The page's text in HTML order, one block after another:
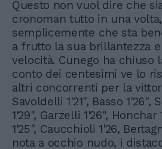
Questo non vuol dire che
cronoman tutto in una
semplicemente che sta
a frutto la sua brillantezza
velocità. Cunego ha chiuso
conto dei centesimi ve lo
altri concorrenti per la
Savoldelli 1'21", Basso 1'26",
1'29", Garzelli 1'26", Honchar
1'25", Caucchioli 1'26,
nota a occhio nudo, i